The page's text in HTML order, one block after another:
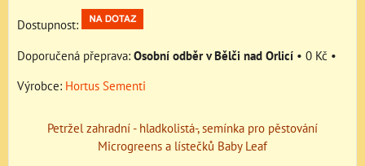
Dostupnost:
Osobní odběr v Bělči nad Orlicí • 0 Kč •
Výrobce: Hortus Sementi
Petržel zahradní - hladkolistá-, semínka pro pěstování
Microgreens a lístečků Baby Leaf